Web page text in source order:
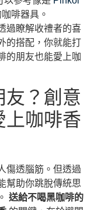
啡器具。
過瞭解收禮者的喜
的搭配，你就能打
的朋友也能愛上咖
友？創意
上咖啡香
傷透腦筋。但透過
幫助你跳脫傳統思
送給不喝黑咖啡的